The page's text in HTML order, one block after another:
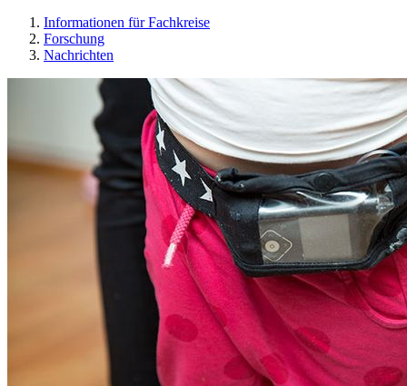
Informationen für Fachkreise
Forschung
Nachrichten